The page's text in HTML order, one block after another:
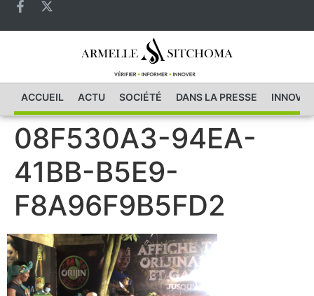
ACCUEIL ACTU SOCIÉTÉ DANS LA PRESSE
08F530A3-94EA-
41BB-B5E9-
F8A96F9B5FD2